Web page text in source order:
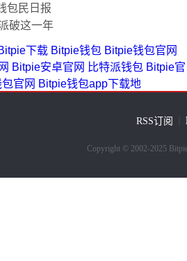
包民日报
破这一年
下载 Bitpie钱包 Bitpie钱包官网
Bitpie安卓官网 比特派钱包 Bitpie官
官网 Bitpie钱包app下载地
RSS订阅
Copyright © 2002-2025